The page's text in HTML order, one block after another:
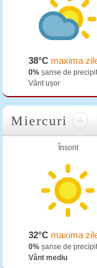
38°C maxima
0% șanse de
Vânt ușor
Miercuri +
Însorit
32°C maxima
0% șanse de
Vânt mediu